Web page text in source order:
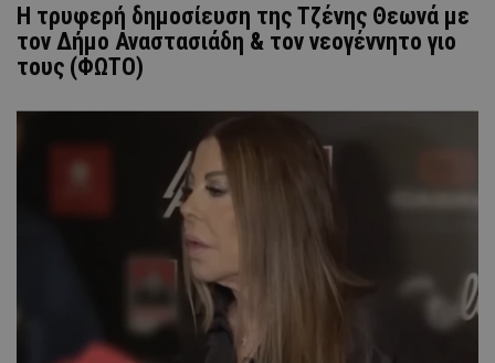
H τρυφερή δημοσίευση της Τζένης Θεωνά με
τον Δήμο Αναστασιάδη & τον νεογέννητο γιο
τους (ΦΩΤΟ)